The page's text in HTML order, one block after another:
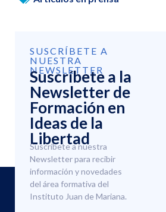
SUSCRÍBETE A
NUESTRA
NEWSLETTER
Suscríbete a la
Newsletter de
Formación en
Ideas de la
Libertad
Suscríbete a nuestra
Newsletter para recibir
información y novedades
del área formativa del
Instituto Juan de Mariana.